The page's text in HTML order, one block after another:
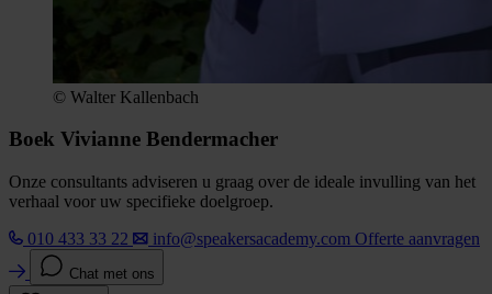
© Walter Kallenbach
Boek Vivianne Bendermacher
Onze consultants adviseren u graag over de ideale invulling van het
verhaal voor uw specifieke doelgroep.
010 433 33 22
info@speakersacademy.com Offerte aanvragen
Chat met ons